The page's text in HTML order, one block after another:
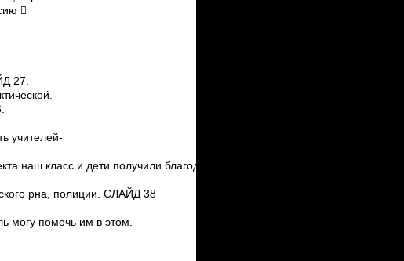

27.
учителей­
класс и дети получили благодарности,
р­на, полиции. СЛАЙД 38
могу помочь им в этом.